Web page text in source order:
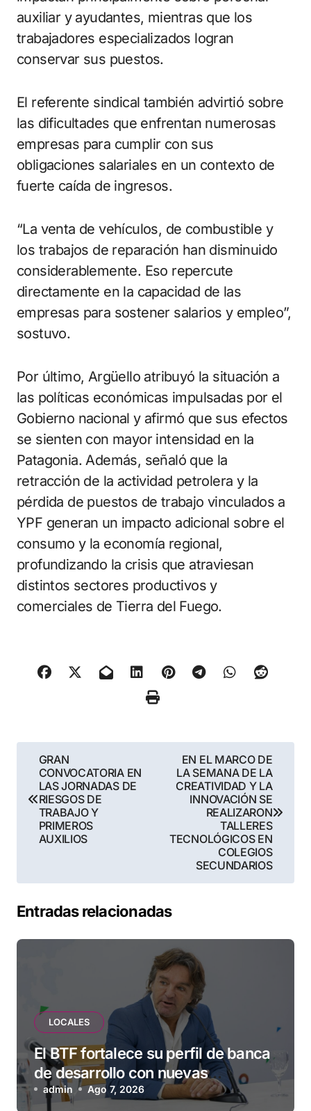
auxiliar y ayudantes, mientras que los
trabajadores especializados logran
conservar sus puestos.
El referente sindical también advirtió sobre
las dificultades que enfrentan numerosas
empresas para cumplir con sus
obligaciones salariales en un contexto de
fuerte caída de ingresos.
“La venta de vehículos, de combustible y
los trabajos de reparación han disminuido
considerablemente. Eso repercute
directamente en la capacidad de las
empresas para sostener salarios y empleo”,
sostuvo.
Por último, Argüello atribuyó la situación a
las políticas económicas impulsadas por el
Gobierno nacional y afirmó que sus efectos
se sienten con mayor intensidad en la
Patagonia. Además, señaló que la
retracción de la actividad petrolera y la
pérdida de puestos de trabajo vinculados a
YPF generan un impacto adicional sobre el
consumo y la economía regional,
profundizando la crisis que atraviesan
distintos sectores productivos y
comerciales de Tierra del Fuego.
Navegación
de
entradas
GRAN
CONVOCATORIA EN
LAS JORNADAS DE
RIESGOS DE
TRABAJO Y
PRIMEROS
AUXILIOS
EN EL MARCO DE
LA SEMANA DE LA
CREATIVIDAD Y LA
INNOVACIÓN SE
REALIZARON
TALLERES
TECNOLÓGICOS EN
COLEGIOS
SECUNDARIOS
Entradas relacionadas
LOCALES
El BTF fortalece su perfil de banca
de desarrollo con nuevas
herramientas para familias y
admin Ago 7, 2026